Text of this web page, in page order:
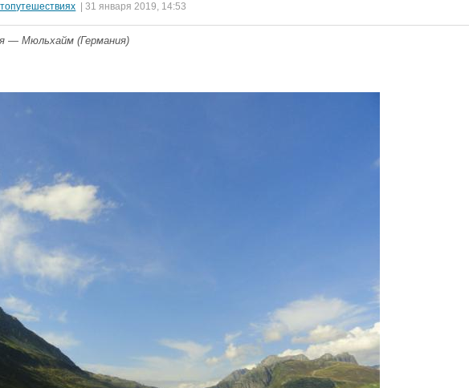
| 31 января 2019, 14:53
— Мюльхайм (Германия)